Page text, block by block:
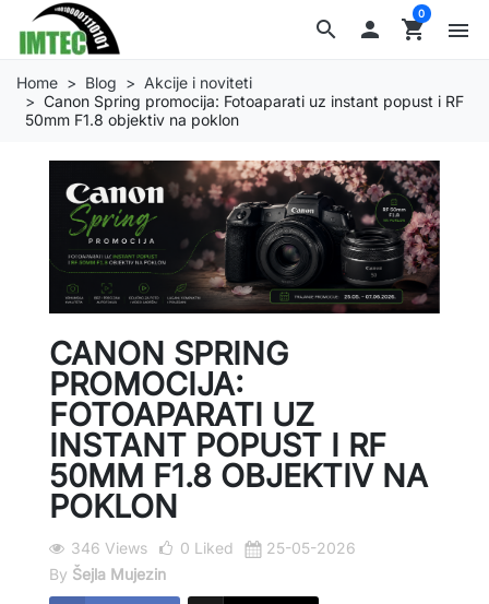
search  shopping_cart
0
menu
Home Blog
Akcije i noviteti
Canon Spring promocija: Fotoaparati uz instant popust i RF
50mm F1.8 objektiv na poklon
CANON SPRING
PROMOCIJA:
FOTOAPARATI UZ
INSTANT POPUST I RF
50MM F1.8 OBJEKTIV NA
POKLON
346 Views 0 Liked
25-05-2026
By Šejla Mujezin